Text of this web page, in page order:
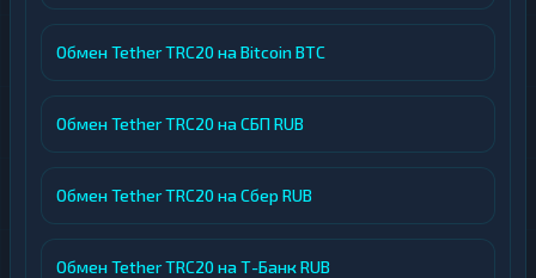
Обмен Tether TRC20 на Bitcoin BTC
Обмен Tether TRC20 на СБП RUB
Обмен Tether TRC20 на Сбер RUB
Обмен Tether TRC20 на Т-Банк RUB